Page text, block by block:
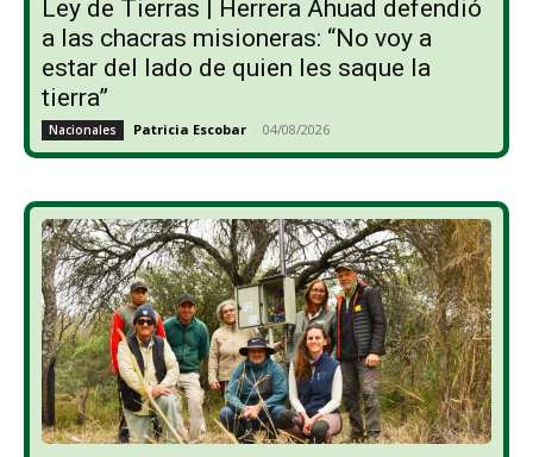
Ley de Tierras | Herrera Ahuad defendió
a las chacras misioneras: “No voy a
estar del lado de quien les saque la
tierra”
Nacionales Patricia Escobar - 04/08/2026